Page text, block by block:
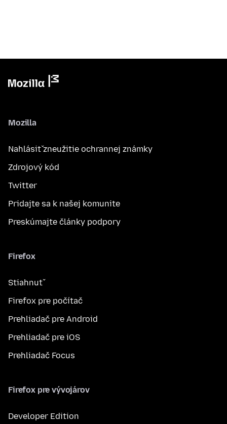
Mozilla
Nahlásiť zneužitie ochrannej známky
Zdrojový kód
Twitter
Pridajte sa k našej komunite
Preskúmajte články podpory
Firefox
Stiahnuť
Firefox pre počítač
Prehliadač pre Android
Prehliadač pre iOS
Prehliadač Focus
Firefox pre vývojárov
Developer Edition